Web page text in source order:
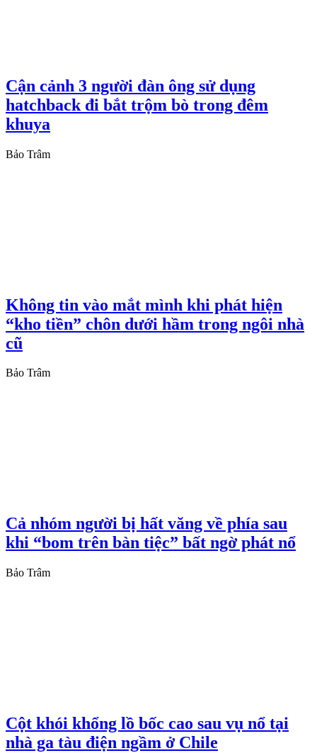
Cận cảnh 3 người đàn ông sử dụng
hatchback đi bắt trộm bò trong đêm
khuya
Bảo Trâm
Không tin vào mắt mình khi phát hiện
“kho tiền” chôn dưới hầm trong ngôi nhà
cũ
Bảo Trâm
Cả nhóm người bị hất văng về phía sau
khi “bom trên bàn tiệc” bất ngờ phát nổ
Bảo Trâm
Cột khói khổng lồ bốc cao sau vụ nổ tại
nhà ga tàu điện ngầm ở Chile